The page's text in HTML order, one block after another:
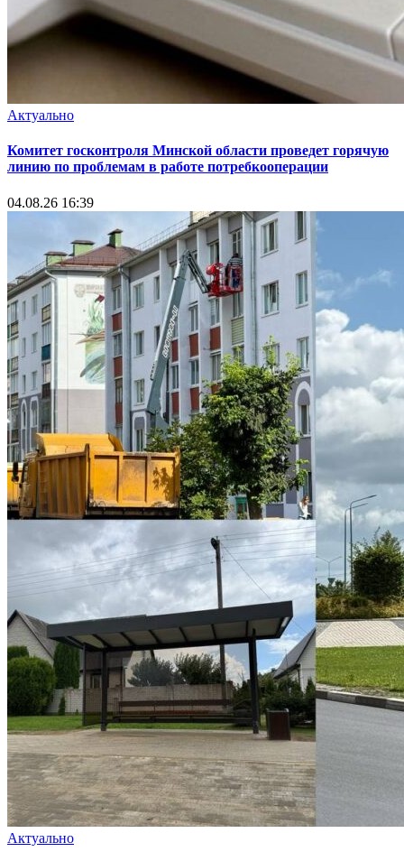
Актуально
Комитет госконтроля Минской области проведет горячую
линию по проблемам в работе потребкооперации
04.08.26 16:39
Актуально